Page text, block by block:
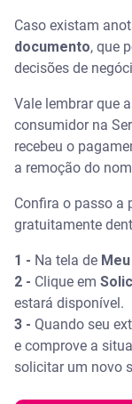
Caso existam
documento, que
decisões de
Vale lembrar que
consumidor na
recebeu o
a remoção do
Confira o passo a
gratuitamente
1 - Na tela de
2 - Clique em
estará disponível.
3 - Quando seu
e comprove a
solicitar um novo